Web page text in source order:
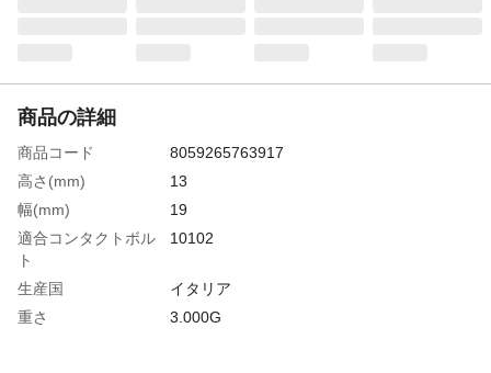
商品の詳細
商品コード
8059265763917
高さ(mm)
13
幅(mm)
19
適合コンタクトボル
ト
10102
生産国
イタリア
重さ
3.000G